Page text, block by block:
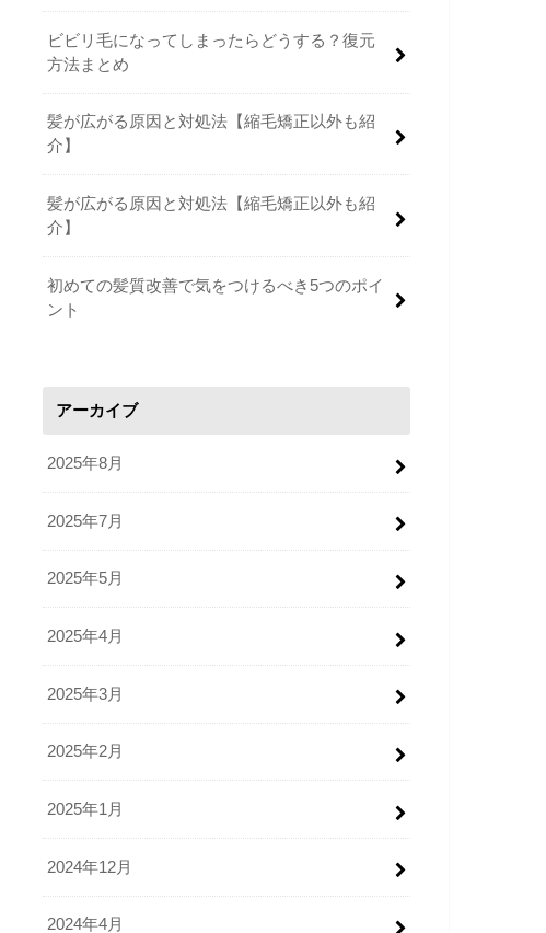
ビビリ毛になってしまったらどうする？復元
方法まとめ
髪が広がる原因と対処法【縮毛矯正以外も紹
介】
髪が広がる原因と対処法【縮毛矯正以外も紹
介】
初めての髪質改善で気をつけるべき5つのポイ
ント
アーカイブ
2025年8月
2025年7月
2025年5月
2025年4月
2025年3月
2025年2月
2025年1月
2024年12月
2024年4月